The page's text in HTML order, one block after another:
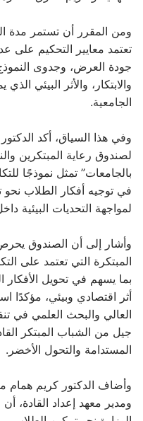
ومن المقرر أن تستمر مدة
تعتمد معايير التحكيم على
جودة العرض، وجدوى النموذج
والابتكار، والأثر البيئي
الجامعية.
وفي هذا السياق، أكد
لصندوق رعاية المبتكرين
بالجامعات” تمثل نموذجًا
في توجيه أفكار الطلاب نحو
لمواجهة التحديات البيئية
وأشار إلى أن الصندوق
المبتكرة التي تعتمد على
بما يسهم في تحويل الأفكار
أثر اقتصادي وبيئي، مؤكدًا
العالي والبحث العلمي في
جيل من الشباب المبتكر
المستدامة والتحول الأخضر.
وأضاف الدكتور كريم همام
ومدير معهد إعداد القادة،